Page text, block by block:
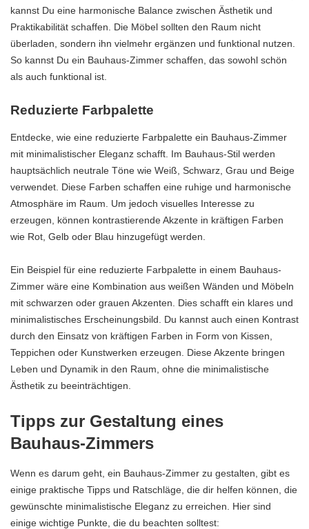
kannst Du eine harmonische Balance zwischen Ästhetik und
Praktikabilität schaffen. Die Möbel sollten den Raum nicht
überladen, sondern ihn vielmehr ergänzen und funktional nutzen.
So kannst Du ein Bauhaus-Zimmer schaffen, das sowohl schön
als auch funktional ist.
Reduzierte Farbpalette
Entdecke, wie eine reduzierte Farbpalette ein Bauhaus-Zimmer
mit minimalistischer Eleganz schafft. Im Bauhaus-Stil werden
hauptsächlich neutrale Töne wie Weiß, Schwarz, Grau und Beige
verwendet. Diese Farben schaffen eine ruhige und harmonische
Atmosphäre im Raum. Um jedoch visuelles Interesse zu
erzeugen, können kontrastierende Akzente in kräftigen Farben
wie Rot, Gelb oder Blau hinzugefügt werden.
Ein Beispiel für eine reduzierte Farbpalette in einem Bauhaus-
Zimmer wäre eine Kombination aus weißen Wänden und Möbeln
mit schwarzen oder grauen Akzenten. Dies schafft ein klares und
minimalistisches Erscheinungsbild. Du kannst auch einen Kontrast
durch den Einsatz von kräftigen Farben in Form von Kissen,
Teppichen oder Kunstwerken erzeugen. Diese Akzente bringen
Leben und Dynamik in den Raum, ohne die minimalistische
Ästhetik zu beeinträchtigen.
Tipps zur Gestaltung eines
Bauhaus-Zimmers
Wenn es darum geht, ein Bauhaus-Zimmer zu gestalten, gibt es
einige praktische Tipps und Ratschläge, die dir helfen können, die
gewünschte minimalistische Eleganz zu erreichen. Hier sind
einige wichtige Punkte, die du beachten solltest: